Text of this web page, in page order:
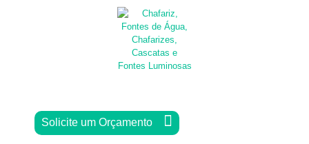
Solicite um Orçamento